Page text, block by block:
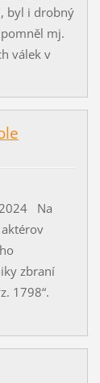
byl i drobný
mj.
válek v
Na
zbraní
1798“.